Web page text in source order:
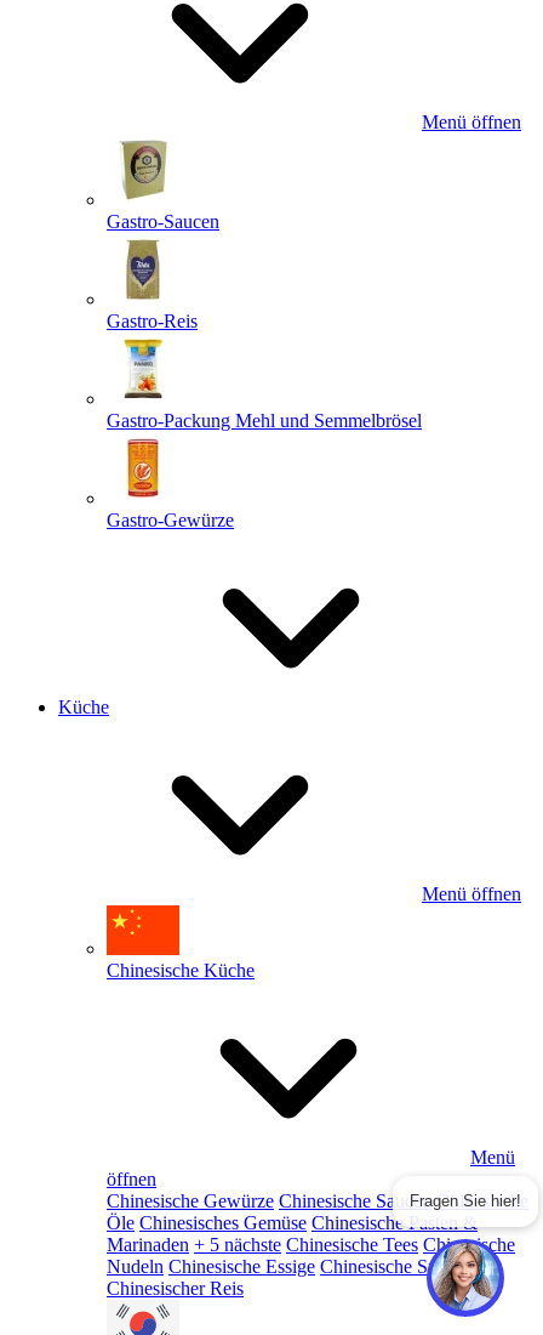
Menü öffnen
Gastro-Saucen
Gastro-Reis
Gastro-Packung Mehl und Semmelbrösel
Gastro-Gewürze
Küche
Menü öffnen
Chinesische Küche
Menü
öffnen
Chinesische Gewürze Chinesische Saucen Chinesische
Öle Chinesisches Gemüse Chinesische Pasten &
Marinaden + 5 nächste Chinesische Tees Chinesische
Nudeln Chinesische Essige Chinesische Snacks
Chinesischer Reis
Fragen Sie hier!